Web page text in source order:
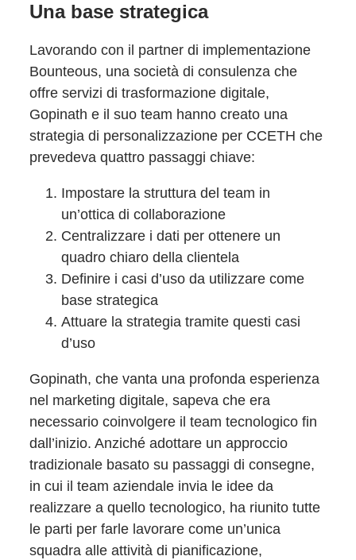
Una base strategica
Lavorando con il partner di implementazione
Bounteous, una società di consulenza che
offre servizi di trasformazione digitale,
Gopinath e il suo team hanno creato una
strategia di personalizzazione per CCETH che
prevedeva quattro passaggi chiave:
Impostare la struttura del team in
un’ottica di collaborazione
Centralizzare i dati per ottenere un
quadro chiaro della clientela
Definire i casi d’uso da utilizzare come
base strategica
Attuare la strategia tramite questi casi
d’uso
Gopinath, che vanta una profonda esperienza
nel marketing digitale, sapeva che era
necessario coinvolgere il team tecnologico fin
dall’inizio. Anziché adottare un approccio
tradizionale basato su passaggi di consegne,
in cui il team aziendale invia le idee da
realizzare a quello tecnologico, ha riunito tutte
le parti per farle lavorare come un’unica
squadra alle attività di pianificazione,